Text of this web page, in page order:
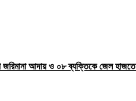
জরিমানা আদায় ও ০৮ ব্যক্তিকে জেল